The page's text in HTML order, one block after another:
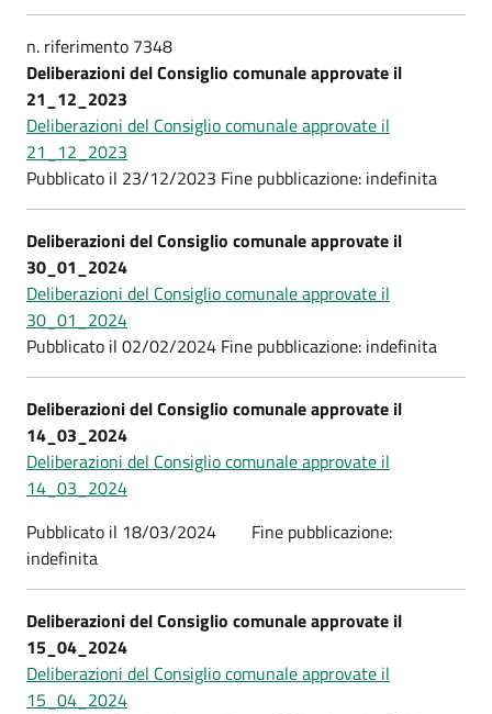
n. riferimento 7348
Deliberazioni del Consiglio comunale approvate il
21_12_2023
Deliberazioni del Consiglio comunale approvate il
21_12_2023
Pubblicato il 23/12/2023 Fine pubblicazione: indefinita
Deliberazioni del Consiglio comunale approvate il
30_01_2024
Deliberazioni del Consiglio comunale approvate il
30_01_2024
Pubblicato il 02/02/2024 Fine pubblicazione: indefinita
Deliberazioni del Consiglio comunale approvate il
14_03_2024
Deliberazioni del Consiglio comunale approvate il
14_03_2024
Pubblicato il 18/03/2024 Fine pubblicazione:
indefinita
Deliberazioni del Consiglio comunale approvate il
15_04_2024
Deliberazioni del Consiglio comunale approvate il
15_04_2024